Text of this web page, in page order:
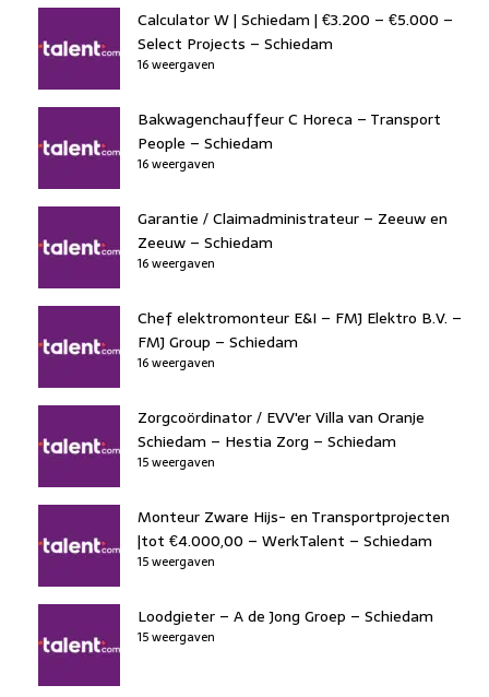
Calculator W | Schiedam | €3.200 – €5.000 –
Select Projects – Schiedam
16 weergaven
Bakwagenchauffeur C Horeca – Transport
People – Schiedam
16 weergaven
Garantie / Claimadministrateur – Zeeuw en
Zeeuw – Schiedam
16 weergaven
Chef elektromonteur E&I – FMJ Elektro B.V. –
FMJ Group – Schiedam
16 weergaven
Zorgcoördinator / EVV'er Villa van Oranje
Schiedam – Hestia Zorg – Schiedam
15 weergaven
Monteur Zware Hijs- en Transportprojecten
|tot €4.000,00 – WerkTalent – Schiedam
15 weergaven
Loodgieter – A de Jong Groep – Schiedam
15 weergaven